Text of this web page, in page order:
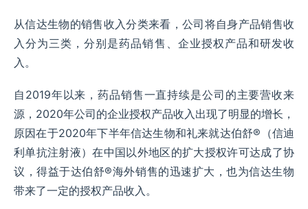
从信达生物的销售收入分类来看，公司将自身产品销售收
入分为三类，分别是药品销售、企业授权产品和研发收
入。
自2019年以来，药品销售一直持续是公司的主要营收来
源，2020年公司的企业授权产品收入出现了明显的增长，
原因在于2020年下半年信达生物和礼来就达伯舒®（信迪
利单抗注射液）在中国以外地区的扩大授权许可达成了协
议，得益于达伯舒®海外销售的迅速扩大，也为信达生物
带来了一定的授权产品收入。